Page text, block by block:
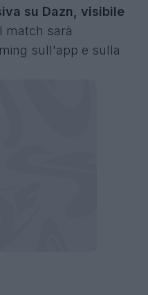
su Dazn, visibile
match sarà
sull'app e sulla